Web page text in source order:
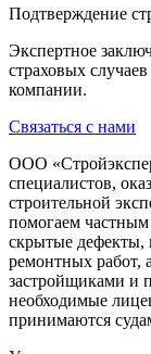
Подтверждение
Экспертное
страховых
компании.
Связаться с нами
ООО
специалистов,
строительной
помогаем
скрытые дефекты,
ремонтных работ,
застройщиками и
необходимые
принимаются